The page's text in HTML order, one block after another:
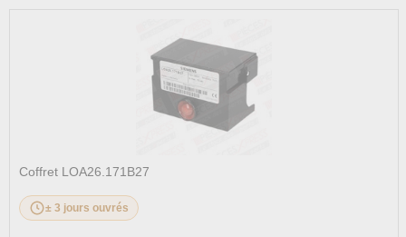
Coffret LOA26.171B27
± 3 jours ouvrés